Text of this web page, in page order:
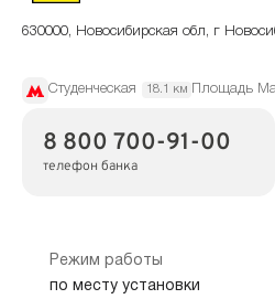
630000, Новосибирская обл, г
Студенческая 18.1 км Площадь
8 800 700-91-00
телефон банка
Режим работы
по месту установки